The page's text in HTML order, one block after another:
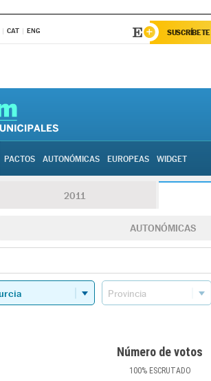
CAT ENG SUSCRÍBETE
PACTOS AUTONÓMICAS EUROPEAS WIDGET
2011
AUTONÓMICAS
Número de votos
100%ESCRUTADO